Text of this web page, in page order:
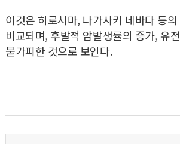
이것은 히로시마, 나가사키 네바다 등
비교되며, 후발적 암발생률의 증가, 유
불가피한 것으로 보인다.